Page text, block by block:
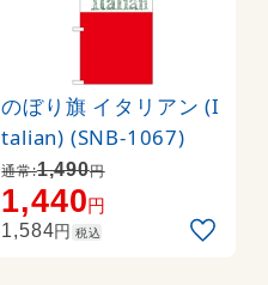
のぼり旗 イタリアン (I
talian) (SNB-1067)
通常:1,490円
1,440円
1,584円 税込